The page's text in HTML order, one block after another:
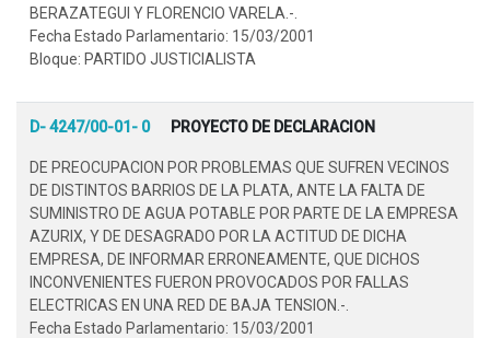
BERAZATEGUI Y FLORENCIO VARELA.-.
Fecha Estado Parlamentario: 15/03/2001
Bloque: PARTIDO JUSTICIALISTA
D- 4247/00-01- 0 PROYECTO DE DECLARACION
DE PREOCUPACION POR PROBLEMAS QUE SUFREN VECINOS
DE DISTINTOS BARRIOS DE LA PLATA, ANTE LA FALTA DE
SUMINISTRO DE AGUA POTABLE POR PARTE DE LA EMPRESA
AZURIX, Y DE DESAGRADO POR LA ACTITUD DE DICHA
EMPRESA, DE INFORMAR ERRONEAMENTE, QUE DICHOS
INCONVENIENTES FUERON PROVOCADOS POR FALLAS
ELECTRICAS EN UNA RED DE BAJA TENSION.-.
Fecha Estado Parlamentario: 15/03/2001